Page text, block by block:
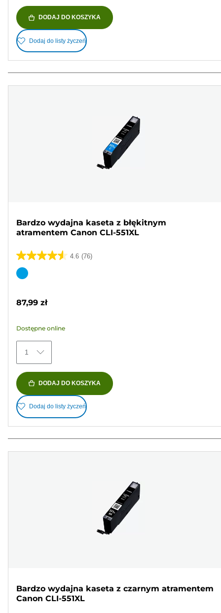
DODAJ DO KOSZYKA
Dodaj do listy życzeń
Bardzo wydajna kaseta z błękitnym
atramentem Canon CLI-551XL
4.6 (76)
4.6
na
76
Wkład
87,99 zł
Dostępne online
1
DODAJ DO KOSZYKA
Dodaj do listy życzeń
Bardzo wydajna kaseta z czarnym atramentem
Canon CLI-551XL